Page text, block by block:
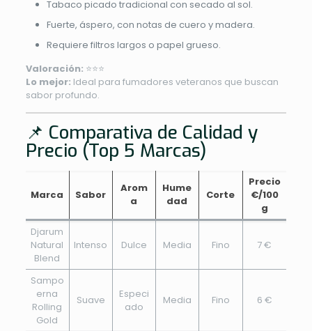
Tabaco picado tradicional con secado al sol.
Fuerte, áspero, con notas de cuero y madera.
Requiere filtros largos o papel grueso.
Valoración: ⭐⭐⭐
Lo mejor: Ideal para fumadores veteranos que buscan
sabor profundo.
📌 Comparativa de Calidad y
Precio (Top 5 Marcas)
Marca Sabor
Arom
a
Hume
dad
Corte
Precio
€/100
g
Djarum
Natural
Blend
Intenso Dulce Media Fino 7 €
Sampo
erna
Rolling
Gold
Suave
Especi
ado
Media Fino 6 €